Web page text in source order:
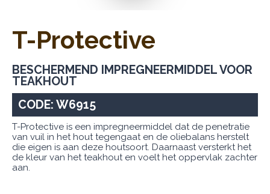
T-Protective
BESCHERMEND IMPREGNEERMIDDEL VOOR
TEAKHOUT
CODE: W6915
T-Protective is een impregneermiddel dat de penetratie
van vuil in het hout tegengaat en de oliebalans herstelt
die eigen is aan deze houtsoort. Daarnaast versterkt het
de kleur van het teakhout en voelt het oppervlak zachter
aan.